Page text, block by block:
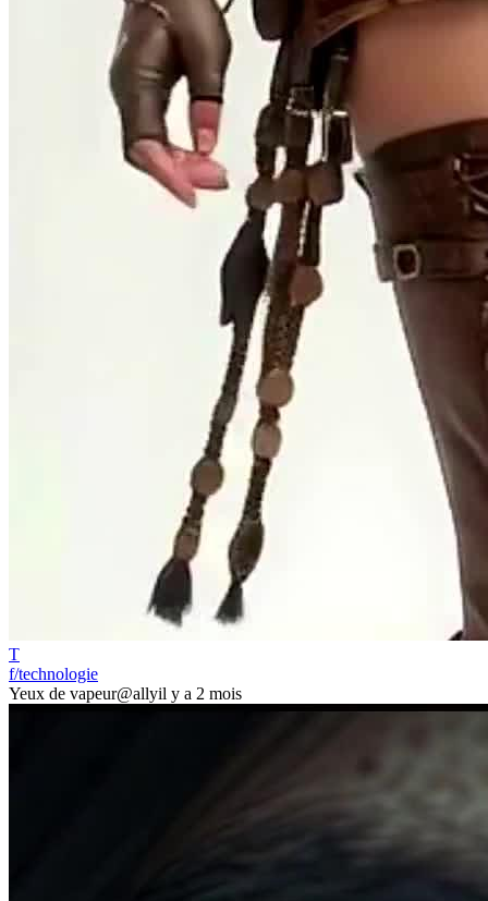
T
f/technologie
Yeux de vapeur@allyil y a 2 mois